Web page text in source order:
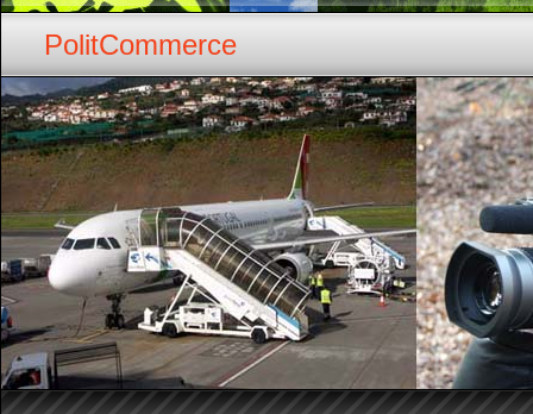
PolitCommerce